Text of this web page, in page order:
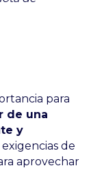
para
de una
y
de
aprovechar